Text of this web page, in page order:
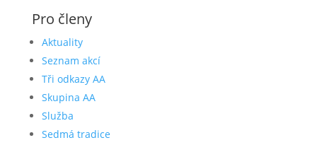
Pro členy
Aktuality
Seznam akcí
Tři odkazy AA
Skupina AA
Služba
Sedmá tradice